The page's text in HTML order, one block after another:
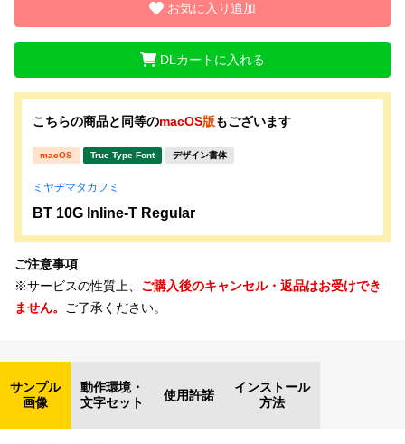
お気に入り追加
DLカートに入れる
こちらの商品と同等のmacOS版もございます
macOS True Type Font デザイン書体
ミヤヂマタカフミ
BT 10G Inline-T Regular
ご注意事項
※サービスの性質上、 ご購入後のキャンセル・返品はお受けでき
ません。 ご了承ください。
サンプル
画像
動作環境・
文字セット
使用許諾
インストール
方法